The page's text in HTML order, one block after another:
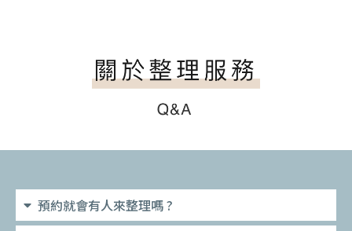
預約就會有人來整理嗎 ?